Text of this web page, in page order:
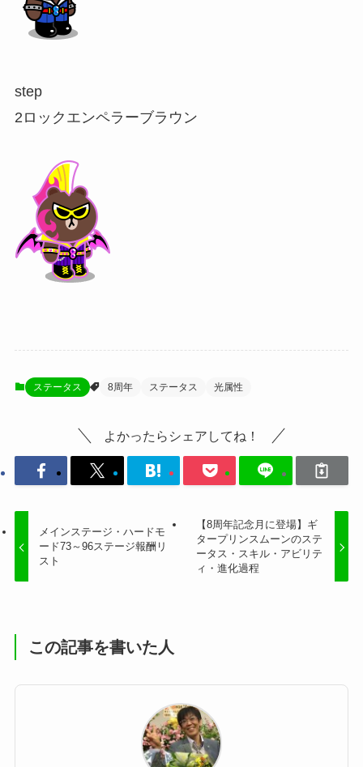
step
2 ロックエンペラーブラウン
ステータス 8周年 ステータス 光属性
よかったらシェアしてね！
メインステージ・ハードモ
ード73～96ステージ報酬リ
スト
【8周年記念月に登場】ギ
タープリンスムーンのステ
ータス・スキル・アビリテ
ィ・進化過程
この記事を書いた人